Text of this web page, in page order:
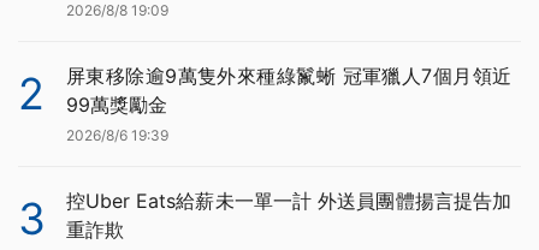
2026/8/8 19:09
2
屏東移除逾9萬隻外來種綠鬣蜥 冠軍獵人7個月領近
99萬獎勵金
2026/8/6 19:39
3
控Uber Eats給薪未一單一計 外送員團體揚言提告加
重詐欺